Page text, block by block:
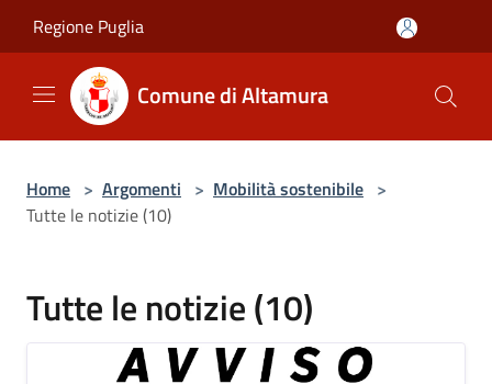
Regione Puglia
Comune di Altamura
Home > Argomenti > Mobilità sostenibile >
Tutte le notizie (10)
Tutte le notizie (10)